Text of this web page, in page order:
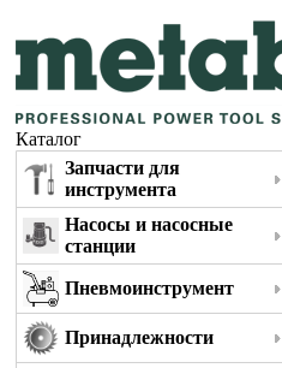
Каталог
Запчасти для
инструмента
Насосы и насосные
станции
Пневмоинструмент
Принадлежности